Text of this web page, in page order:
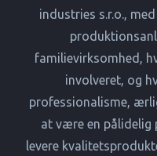
industries s.r.o.,
familievirksomhed,
involveret, og
professionalisme,
at være en pålidelig
levere